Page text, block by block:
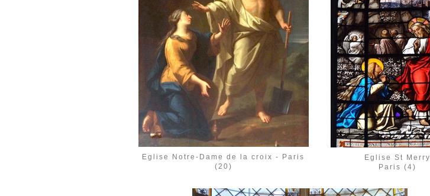
Eglise Notre-Dame de la croix - Paris
(20)
Eglise St Merry
Paris (4)